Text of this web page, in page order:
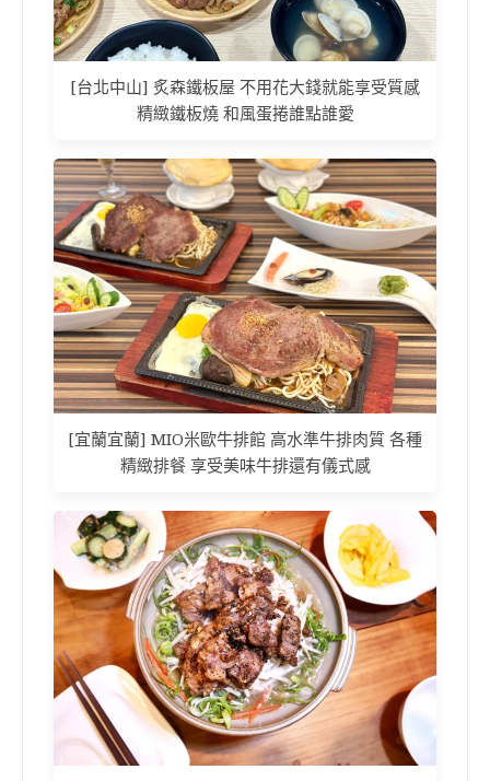
[台北中山] 炙森鐵板屋 不用花大錢就能享受質感
精緻鐵板燒 和風蛋捲誰點誰愛
[宜蘭宜蘭] MIO米歐牛排館 高水準牛排肉質 各種
精緻排餐 享受美味牛排還有儀式感